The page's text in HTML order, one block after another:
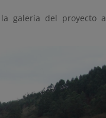
galería del proyecto a